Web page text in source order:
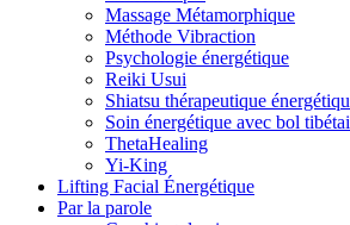
Massage Métamorphique
Méthode Vibraction
Psychologie énergétique
Reiki Usui
Shiatsu thérapeutique
Soin énergétique avec bol
ThetaHealing
Yi-King
Lifting Facial Énergétique
Par la parole